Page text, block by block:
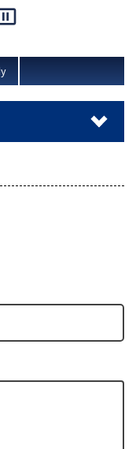
vnútra SR.